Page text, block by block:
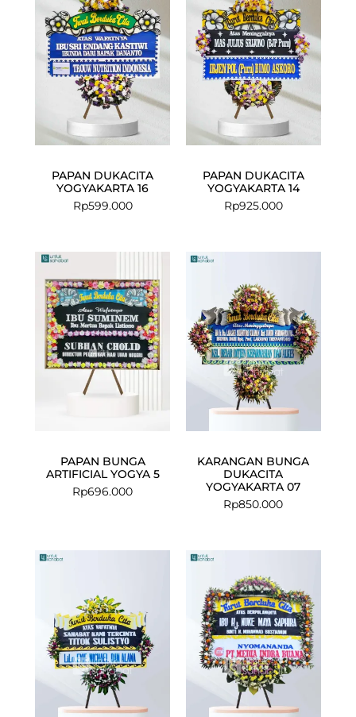
PAPAN DUKACITA
YOGYAKARTA 16
Rp599.000
PAPAN DUKACITA
YOGYAKARTA 14
Rp925.000
PAPAN BUNGA
ARTIFICIAL YOGYA 5
Rp696.000
KARANGAN BUNGA
DUKACITA
YOGYAKARTA 07
Rp850.000
was:
is: